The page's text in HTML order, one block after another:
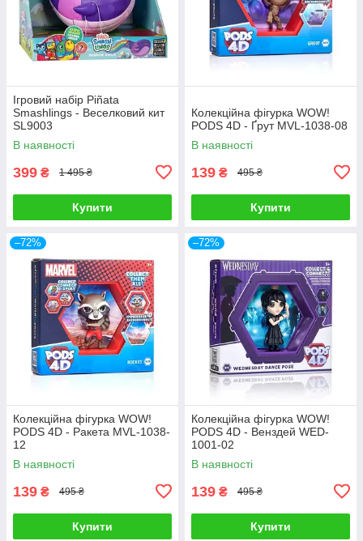
Ігровий набір Piñata
Smashlings - Веселковий кит
SL9003
В наявності
399 ₴ 1 495 ₴
Купити
Колекційна фігурка WOW!
PODS 4D - Ґрут MVL-1038-08
В наявності
139 ₴ 495 ₴
Купити
–72%
Колекційна фігурка WOW!
PODS 4D - Ракета MVL-1038-
12
В наявності
139 ₴ 495 ₴
Купити
–72%
Колекційна фігурка WOW!
PODS 4D - Венздей WED-
1001-02
В наявності
139 ₴ 495 ₴
Купити